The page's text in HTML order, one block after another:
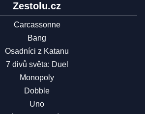
Zestolu.cz
Carcassonne
Bang
Osadníci z Katanu
7 divů světa: Duel
Monopoly
Dobble
Uno